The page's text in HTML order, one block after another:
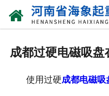
成都过硬电磁吸
使用过硬成都电磁吸